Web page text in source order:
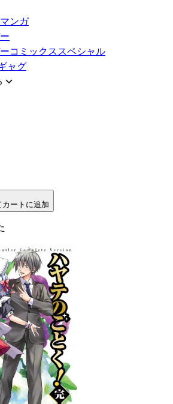
ンガ
コミックススペシャル
ャグ
ートに追加